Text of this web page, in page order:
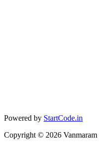
Powered by StartCode.in
Copyright © 2026 Vanmaram